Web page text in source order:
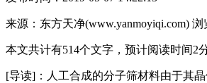
来源：东方天净(www.yanmoyiqi.com) 浏
本文共计有514个文字，预计阅读时间2
[导读]： 人工合成的分子筛材料由于其